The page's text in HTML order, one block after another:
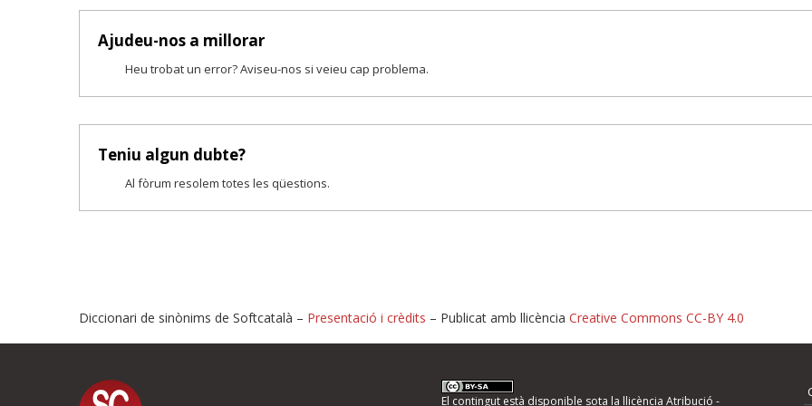
Ajudeu-nos a millorar
Heu trobat un error? Aviseu-nos si veieu cap problema.
Teniu algun dubte?
Al fòrum resolem totes les qüestions.
Proposeu-nos millores o informeu d'errors
Diccionari de sinònims de Softcatalà – Presentació i crèdits – Publicat amb llicència Creative Commons CC-BY 4.0
El contingut està disponible sota la llicència Atribució -